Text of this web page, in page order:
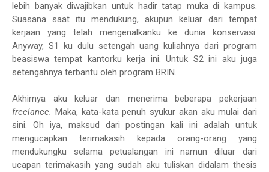
lebih banyak diwajibkan untuk hadir tatap muka di kampus.
Suasana saat itu mendukung, akupun keluar dari tempat
kerjaan yang telah mengenalkanku ke dunia konservasi.
Anyway, S1 ku dulu setengah uang kuliahnya dari program
beasiswa tempat kantorku kerja ini. Untuk S2 ini aku juga
setengahnya terbantu oleh program BRIN.
Akhirnya aku keluar dan menerima beberapa pekerjaan
freelance. Maka, kata-kata penuh syukur akan aku mulai dari
sini. Oh iya, maksud dari postingan kali ini adalah untuk
mengucapkan terimakasih kepada orang-orang yang
mendukungku selama petualangan ini namun diluar dari
ucapan terimakasih yang sudah aku tuliskan didalam thesis